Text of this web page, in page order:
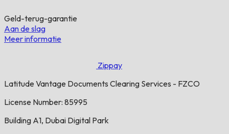
Geld-terug-garantie
Aan de slag
Meer informatie
Zippay
Latitude Vantage Documents Clearing Services - FZCO
License Number: 85995
Building A1, Dubai Digital Park